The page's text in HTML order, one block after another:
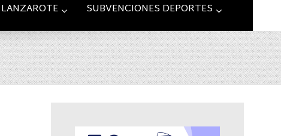
SUBVENCIONES DEPORTES